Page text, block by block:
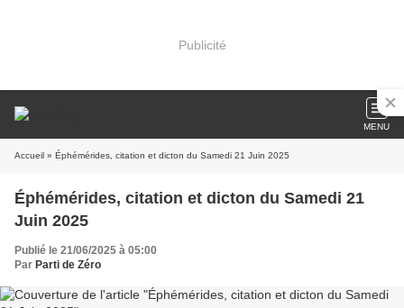
Publicité
MENU
Accueil » Éphémérides, citation et dicton du Samedi 21 Juin 2025
Éphémérides, citation et dicton du Samedi 21
Juin 2025
Publié le 21/06/2025 à 05:00
Par Parti de Zéro